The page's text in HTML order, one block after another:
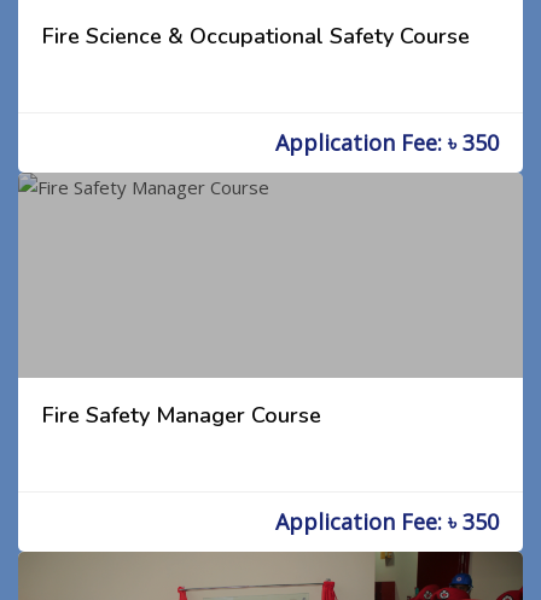
Fire Science & Occupational Safety Course
Application Fee: ৳ 350
Fire Safety Manager Course
Application Fee: ৳ 350